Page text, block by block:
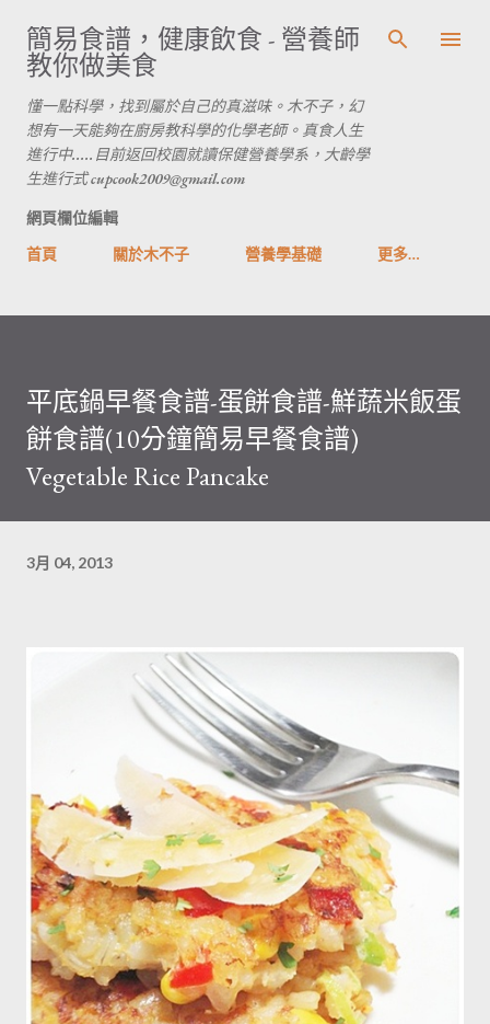
跳到主要內容
簡易食譜，健康飲食 - 營養師
教你做美食
懂一點科學，找到屬於自己的真滋味。木不子，幻
想有一天能夠在廚房教科學的化學老師。真食人生
進行中.....目前返回校園就讀保健營養學系，大齡學
生進行式 cupcook2009@gmail.com
網頁欄位編輯
首頁
關於木不子 營養學基礎 更多…
平底鍋早餐食譜-蛋餅食譜-鮮蔬米飯蛋
餅食譜(10分鐘簡易早餐食譜)
Vegetable Rice Pancake
3月 04, 2013